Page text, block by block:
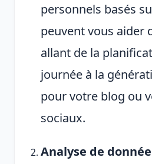
personnels basés
peuvent vous aider
allant de la
journée à la
pour votre blog ou
sociaux.
Analyse de